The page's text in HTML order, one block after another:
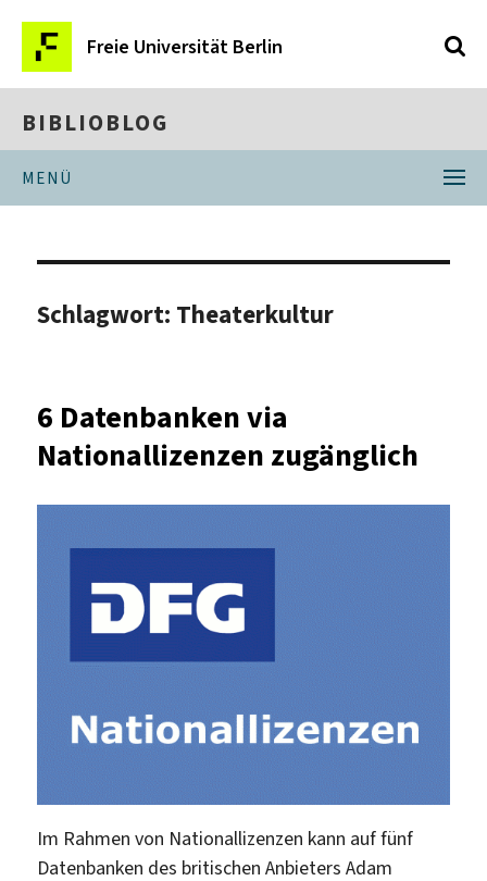
Freie Universität Berlin
BIBLIOBLOG
MENÜ
Schlagwort: Theaterkultur
6 Datenbanken via
Nationallizenzen zugänglich
Im Rahmen von Nationallizenzen kann auf fünf
Datenbanken des britischen Anbieters Adam